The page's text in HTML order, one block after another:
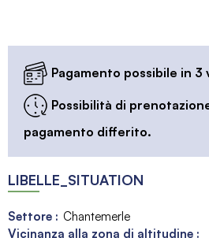
Pagamento possibile in 3
Possibilità di
pagamento differito.
LIBELLE_SITUATION
Settore : Chantemerle
Vicinanza alla zona di altitudine :